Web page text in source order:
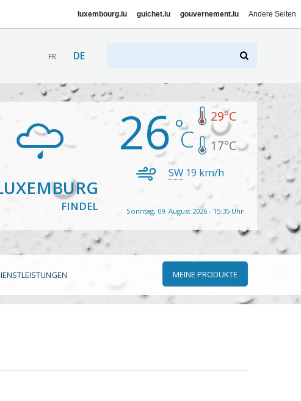
luxembourg.lu guichet.lu gouvernement.lu Andere Seiten
FR DE
FINDEL
26 29°C
17°C
SW 19 km/h
Sonntag, 09. August 2026 - 15:35 Uhr
MEINE PRODUKTE